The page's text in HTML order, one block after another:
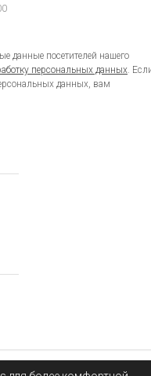
данные посетителей нашего
персональных данных.
данных, вам